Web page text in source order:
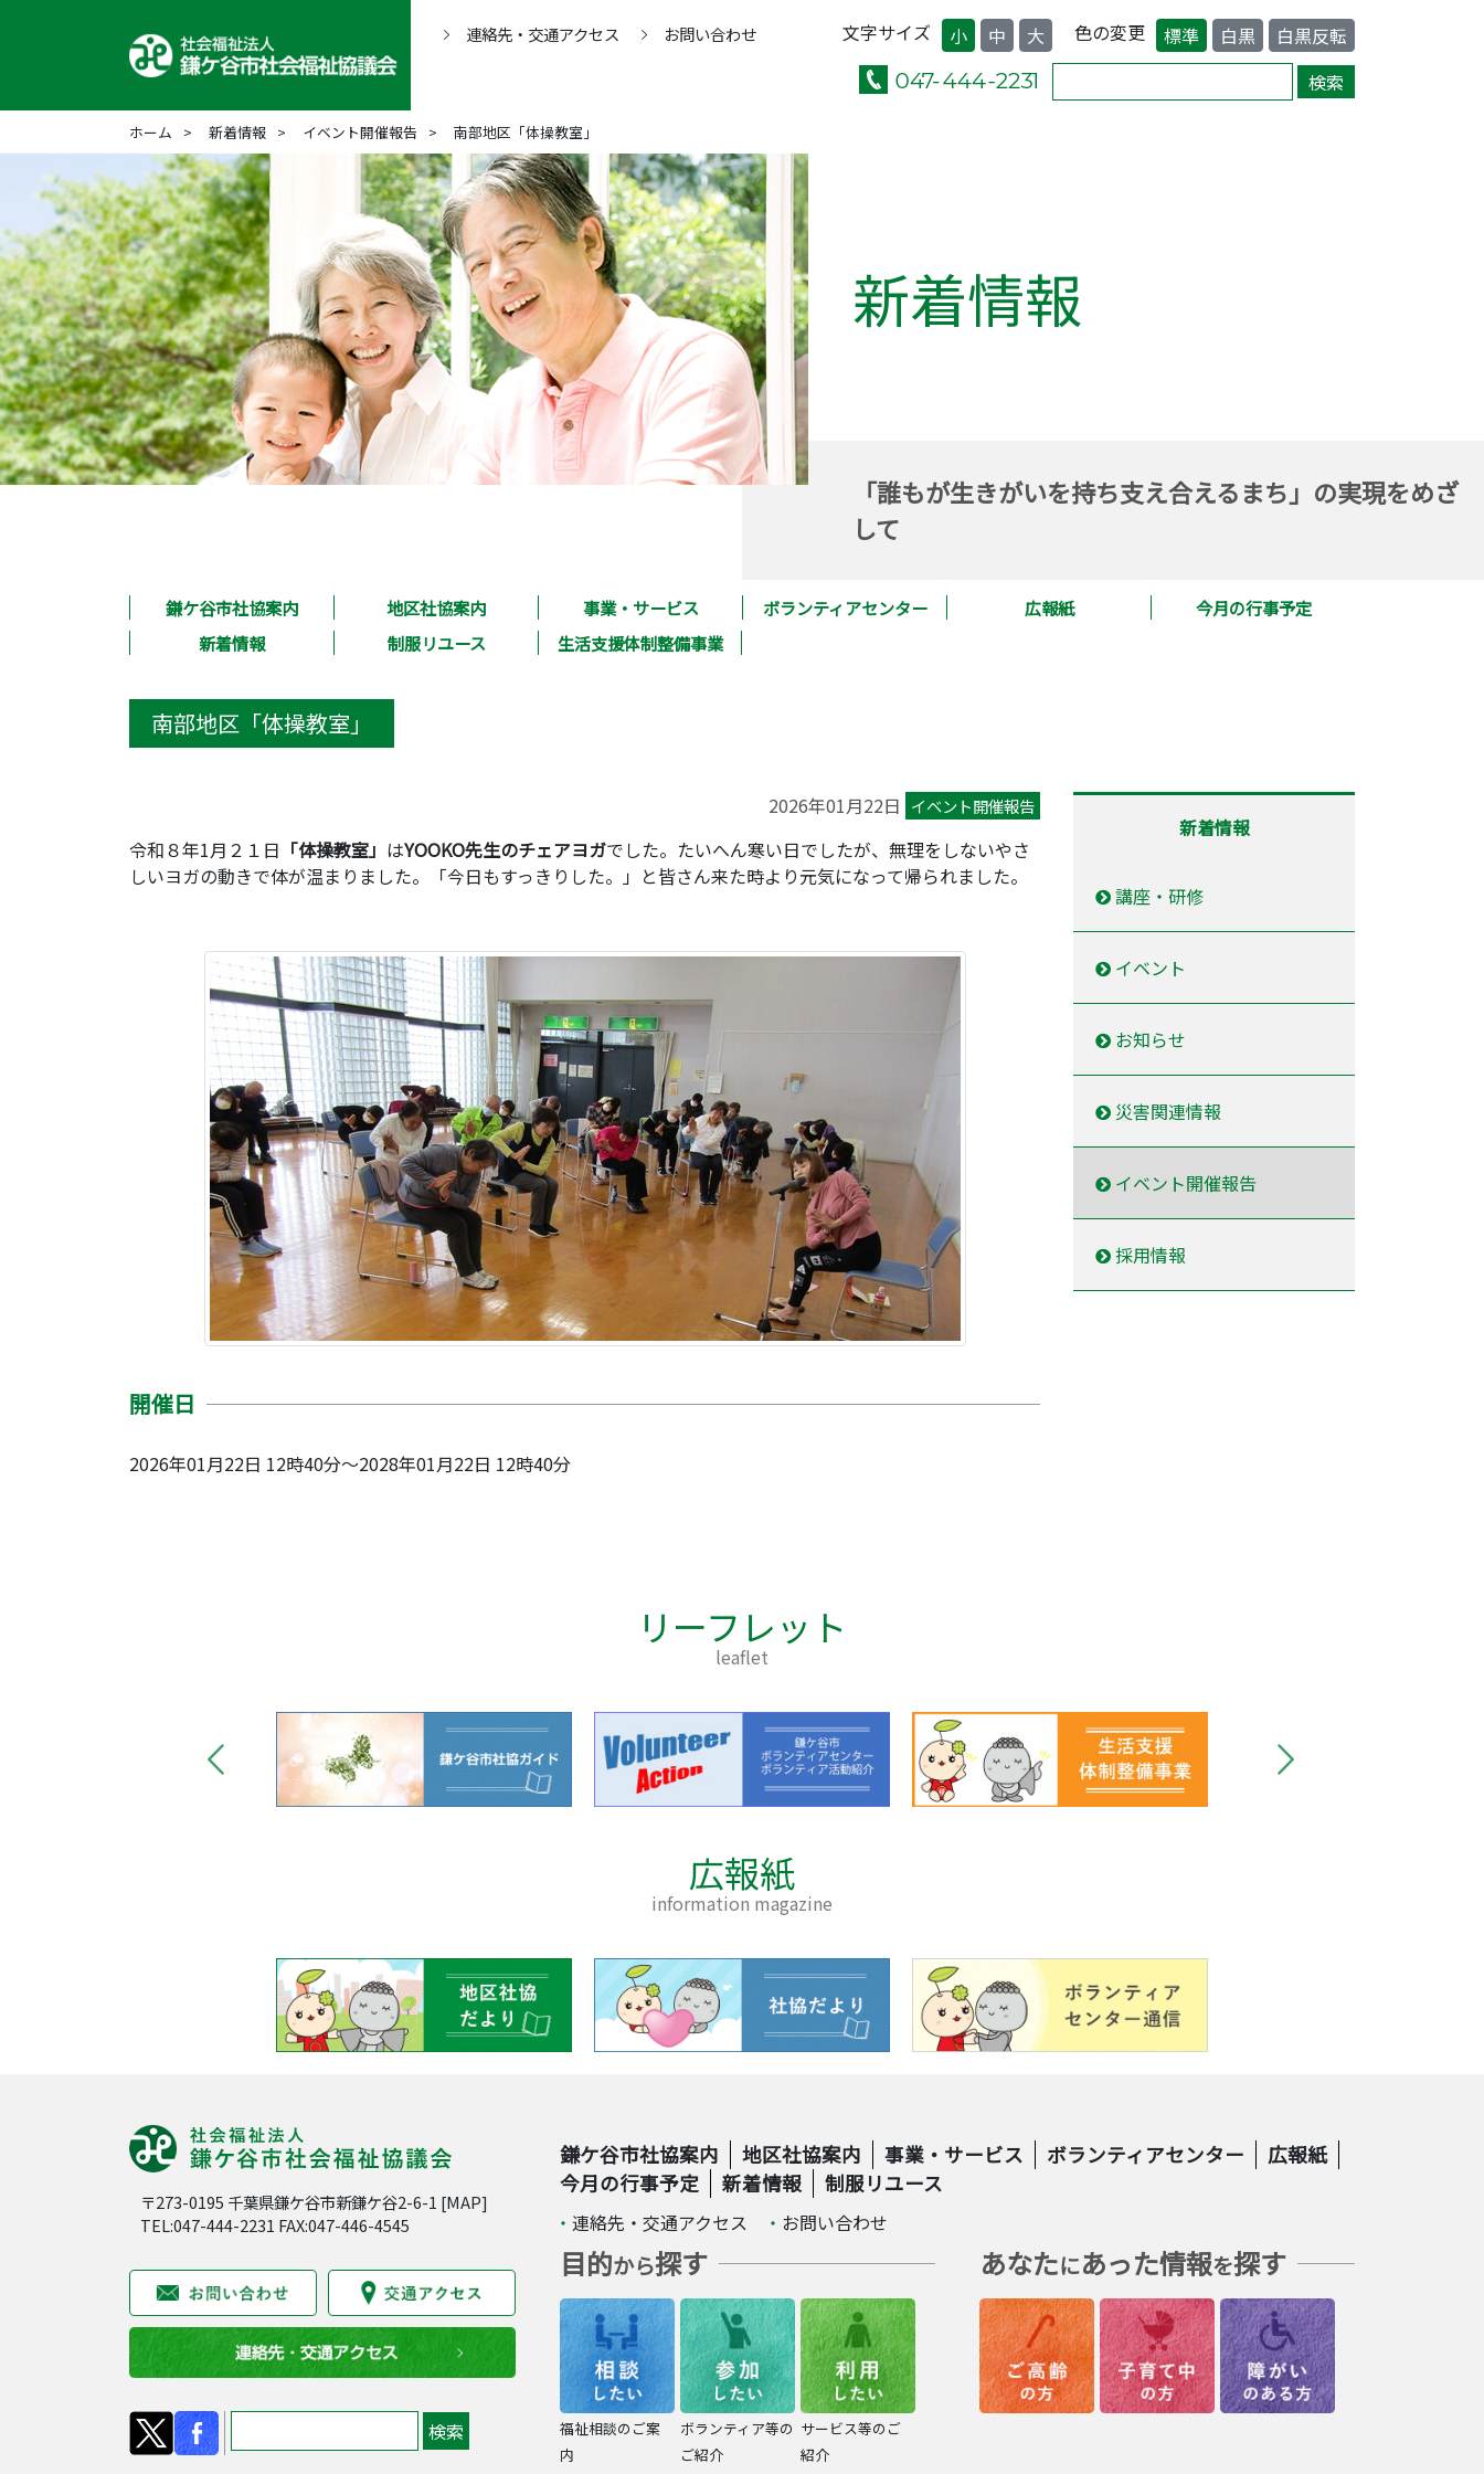
連絡先・交通アクセス お問い合わせ 文字サイズ 小 中 大 色の変更 標準 白黒 白黒反転
ホーム 新着情報 イベント開催報告 南部地区「体操教室」
新着情報
「誰もが生きがいを持ち支え合えるまち」の実現をめざ
して
鎌ケ谷市社協案内 地区社協案内 事業・サービス ボランティアセンター 広報紙
今月の行事予定
新着情報
制服リユース 生活支援体制整備事業
南部地区「体操教室」
2026年01月22日 イベント開催報告
令和８年1月２１日 「体操教室」 はYOOKO先生のチェアヨガでした。たいへん寒い日でしたが、無理をしないやさ
しいヨガの動きで体が温まりました。「今日もすっきりした。」と皆さん来た時より元気になって帰られました。
開催日
2026年01月22日 12時40分～2028年01月22日 12時40分
新着情報
講座・研修
イベント
お知らせ
災害関連情報
イベント開催報告
採用情報
リーフレット
leaflet
広報紙
information magazine
〒273-0195 千葉県鎌ケ谷市新鎌ケ谷2-6-1 [MAP]
TEL:047-444-2231 FAX:047-446-4545
鎌ケ谷市社協案内 地区社協案内 事業・サービス ボランティアセンター
広報紙
今月の行事予定
新着情報 制服リユース
連絡先・交通アクセス お問い合わせ
目的から探す
福祉相談のご案
内
ボランティア等の
ご紹介
サービス等のご
紹介
あなたにあった情報を探す